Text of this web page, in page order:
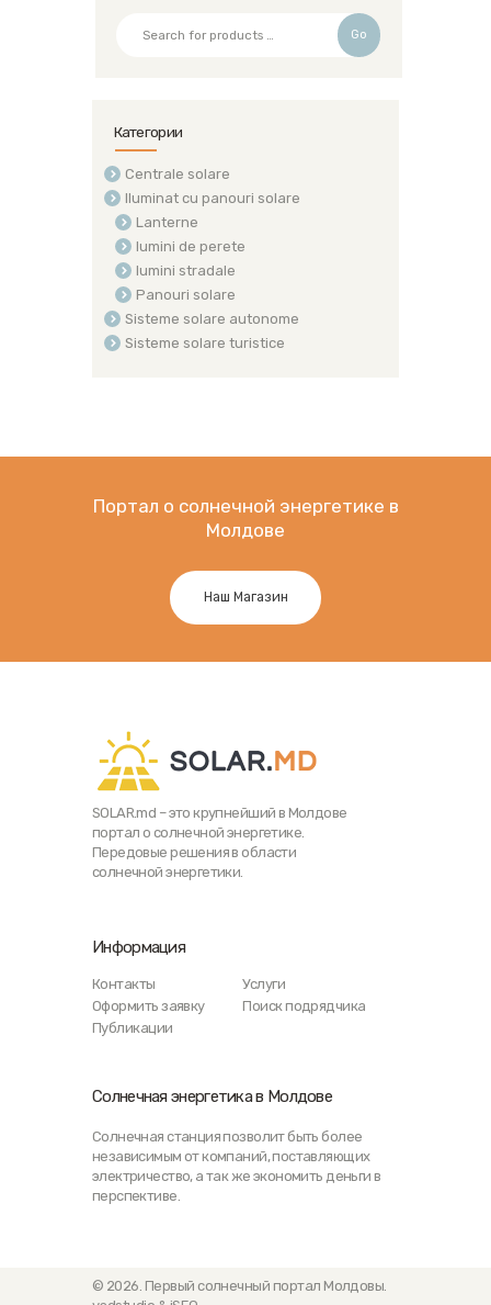
Go
Категории
Centrale solare
Iluminat cu panouri solare
Lanterne
lumini de perete
lumini stradale
Panouri solare
Sisteme solare autonome
Sisteme solare turistice
Портал о солнечной энергетике в
Молдове
Наш Магазин
SOLAR.md – это крупнейший в Молдове
портал о солнечной энергетике.
Передовые решения в области
солнечной энергетики.
Информация
Контакты
Услуги
Оформить заявку
Поиск подрядчика
Публикации
Солнечная энергетика в Молдове
Солнечная станция позволит быть более
независимым от компаний, поставляющих
электричество, а так же экономить деньги в
перспективе.
© 2026. Первый солнечный портал Молдовы.